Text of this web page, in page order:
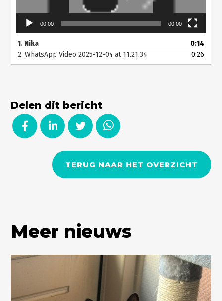
00:00 00:00
1. Nika
0:14
2.WhatsApp Video 2025-12-04 at 11.21.34 0:26
Delen dit bericht
TERUG NAAR HET OVERZICHT
Meer nieuws